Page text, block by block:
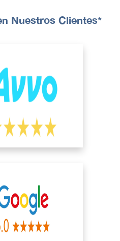
Nuestros Clientes*